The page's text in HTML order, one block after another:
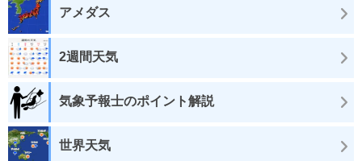
アメダス
2週間天気
気象予報士のポイント解説
世界天気